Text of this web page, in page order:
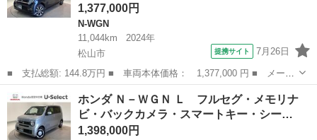
1,377,000円
N-WGN
11,044km
2024年
松山市
提携サイト 7月26日
■ 支払総額: 144.8万円 ■ 車両本体価格： 1,377,000 円 ■ メーカ
ー名： ホンダ ■ 車種名： Ｎ－ＷＧＮカスタム ■ グレード
名： Ｌ デモカーＵＰ・ＬＥＤ・フルセグ・メモリナビ・バックカ
メラ・純正Ａ...
愛媛 N-WGN
ホンダ Ｎ－ＷＧＮ Ｌ フルセグ・メモリナ
ビ・バックカメラ・スマートキー・シー…
1,398,000円